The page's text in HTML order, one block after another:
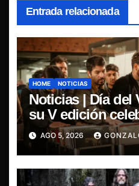
Entrada relacionada
HOME NOTICIAS
Noticias | Día del
su V edición
regreso del 7″
AGO 5, 2026